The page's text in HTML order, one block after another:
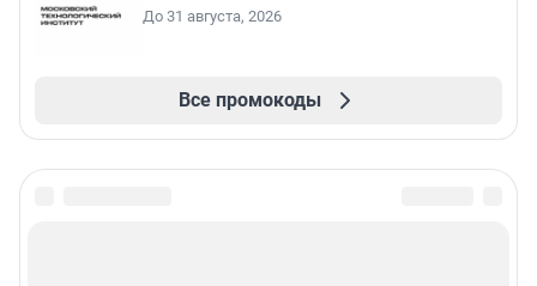
До 31 августа, 2026
Все промокоды